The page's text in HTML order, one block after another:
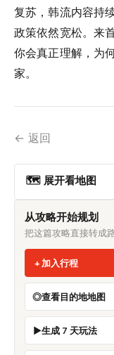
复苏，韩流内容持
政策依然宽松。来
你会真正理解，为
家。
← 返回
🗺 展开看地图
从攻略开始规划
把这篇攻略直接转成
加入行程
查看目的地地图
生成 7 天玩法